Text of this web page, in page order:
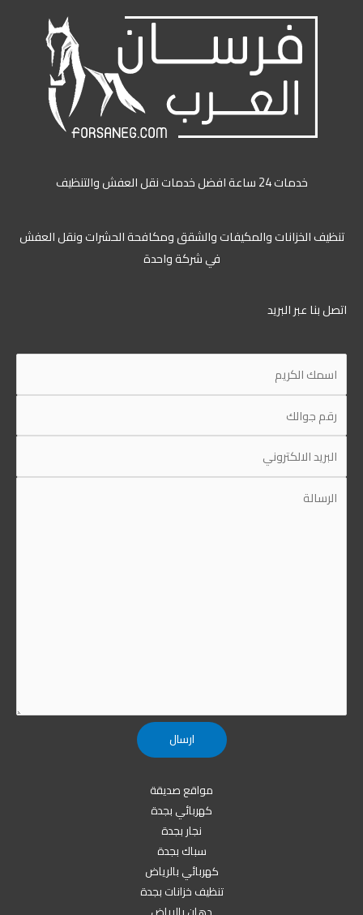
خدمات 24 ساعة افضل خدمات نقل العفش والتنظيف
تنظيف الخزانات والمكيفات والشقق ومكافحة الحشرات ونقل العفش
في شركة واحدة
اتصل بنا عبر البريد
مواقع صديقة
كهربائي بجدة
نجار بجدة
سباك بجدة
كهربائي بالرياض
تنظيف خزانات بجدة